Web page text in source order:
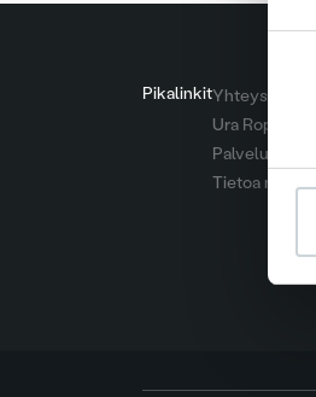
PikalinkitYhteystiedot
Ura Ropolla
Palvelut
Tietoa meistä